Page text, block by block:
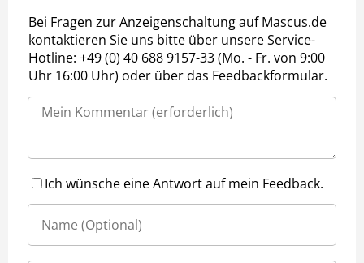
Bei Fragen zur Anzeigenschaltung auf Mascus.de
kontaktieren Sie uns bitte über unsere Service-
Hotline: +49 (0) 40 688 9157-33 (Mo. - Fr. von 9:00
Uhr 16:00 Uhr) oder über das Feedbackformular.
Ich wünsche eine Antwort auf mein Feedback.